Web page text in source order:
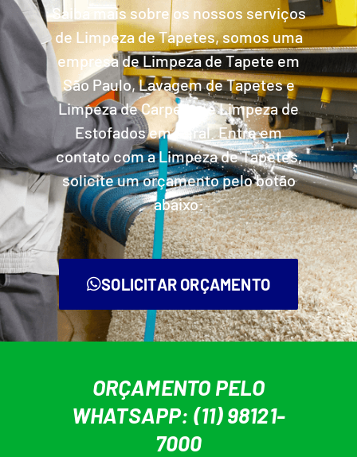
Saiba mais sobre os nossos serviços
de Limpeza de Tapetes, somos uma
empresa de Limpeza de Tapete em
São Paulo, Lavagem de Tapetes e
Limpeza de Carpetes e Limpeza de
Estofados em Geral. Entre em
contato com a Limpeza de Tapetes,
solicite um orçamento pelo botão
abaixo:
SOLICITAR ORÇAMENTO
ORÇAMENTO PELO
WHATSAPP: (11) 98121-
7000